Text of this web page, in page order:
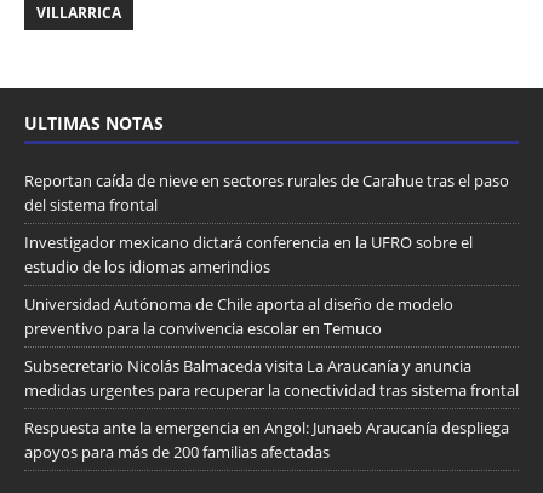
VILLARRICA
ULTIMAS NOTAS
Reportan caída de nieve en sectores rurales de Carahue tras el paso
del sistema frontal
Investigador mexicano dictará conferencia en la UFRO sobre el
estudio de los idiomas amerindios
Universidad Autónoma de Chile aporta al diseño de modelo
preventivo para la convivencia escolar en Temuco
Subsecretario Nicolás Balmaceda visita La Araucanía y anuncia
medidas urgentes para recuperar la conectividad tras sistema frontal
Respuesta ante la emergencia en Angol: Junaeb Araucanía despliega
apoyos para más de 200 familias afectadas